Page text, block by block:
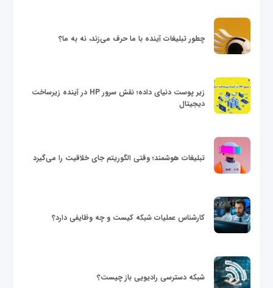
چطور تبلیغات آینده با ما حرف می‌زند، نه به ما؟
زیر پوست دنیای داده؛ نقش سرور HP در آینده زیرساخت
دیجیتال
تبلیغات هوشمند؛ وقتی الگوریتم جای خلاقیت را می‌گیرد
کارشناس عملیات شبکه کیست و چه وظایفی دارد؟
شبکه دسترسی رادیویی باز چیست؟